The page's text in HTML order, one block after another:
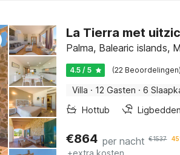
La Tierra met
Palma, Balearic islands,
4.5 / 5 (22 Beoordelingen)
Villa · 12 Gasten · 6
Hottub
Ligbedden
€864 per nacht €1537
+extra kosten